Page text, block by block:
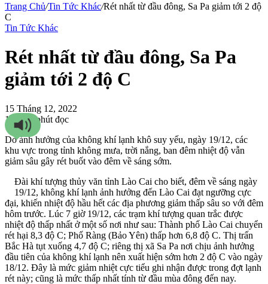
Trang Chủ/Tin Tức Khác/Rét nhất từ đầu đông, Sa Pa giảm tới 2 độ
C
Tin Tức Khác
Rét nhất từ đầu đông, Sa Pa
giảm tới 2 độ C
15 Tháng 12, 2022
1.6741 phút đọc
Do ảnh hưởng của không khí lạnh khô suy yếu, ngày 19/12, các
khu vực trong tỉnh không mưa, trời nắng, ban đêm nhiệt độ vẫn
giảm sâu gây rét buốt vào đêm về sáng sớm.
Đài khí tượng thủy văn tỉnh Lào Cai cho biết, đêm về sáng ngày
19/12, không khí lạnh ảnh hưởng đến Lào Cai đạt ngưỡng cực
đại, khiến nhiệt độ hầu hết các địa phương giảm thấp sâu so với đêm
hôm trước. Lúc 7 giờ 19/12, các trạm khí tượng quan trắc được
nhiệt độ thấp nhất ở một số nơi như sau: Thành phố Lào Cai chuyển
rét hại 8,3 độ C; Phố Ràng (Bảo Yên) thấp hơn 6,8 độ C. Thị trấn
Bắc Hà tụt xuống 4,7 độ C; riêng thị xã Sa Pa nơi chịu ảnh hưởng
đầu tiên của không khí lạnh nên xuất hiện sớm hơn 2 độ C vào ngày
18/12. Đây là mức giảm nhiệt cực tiểu ghi nhận được trong đợt lạnh
rét này; cũng là mức thấp nhất tính từ đầu mùa đông đến nay.